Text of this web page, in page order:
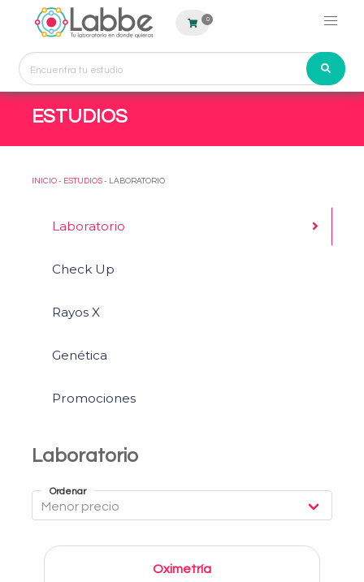
0
ESTUDIOS
INICIO - ESTUDIOS - LABORATORIO
Laboratorio
Check Up
Rayos X
Genética
Promociones
Laboratorio
Ordenar
Oximetría